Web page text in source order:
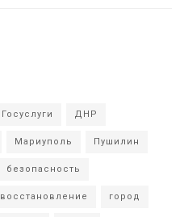
Госуслуги ДНР
Мариуполь Пушилин
безопасность
восстановление город